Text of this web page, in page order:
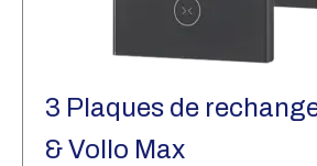
3 Plaques de
& Vollo Max